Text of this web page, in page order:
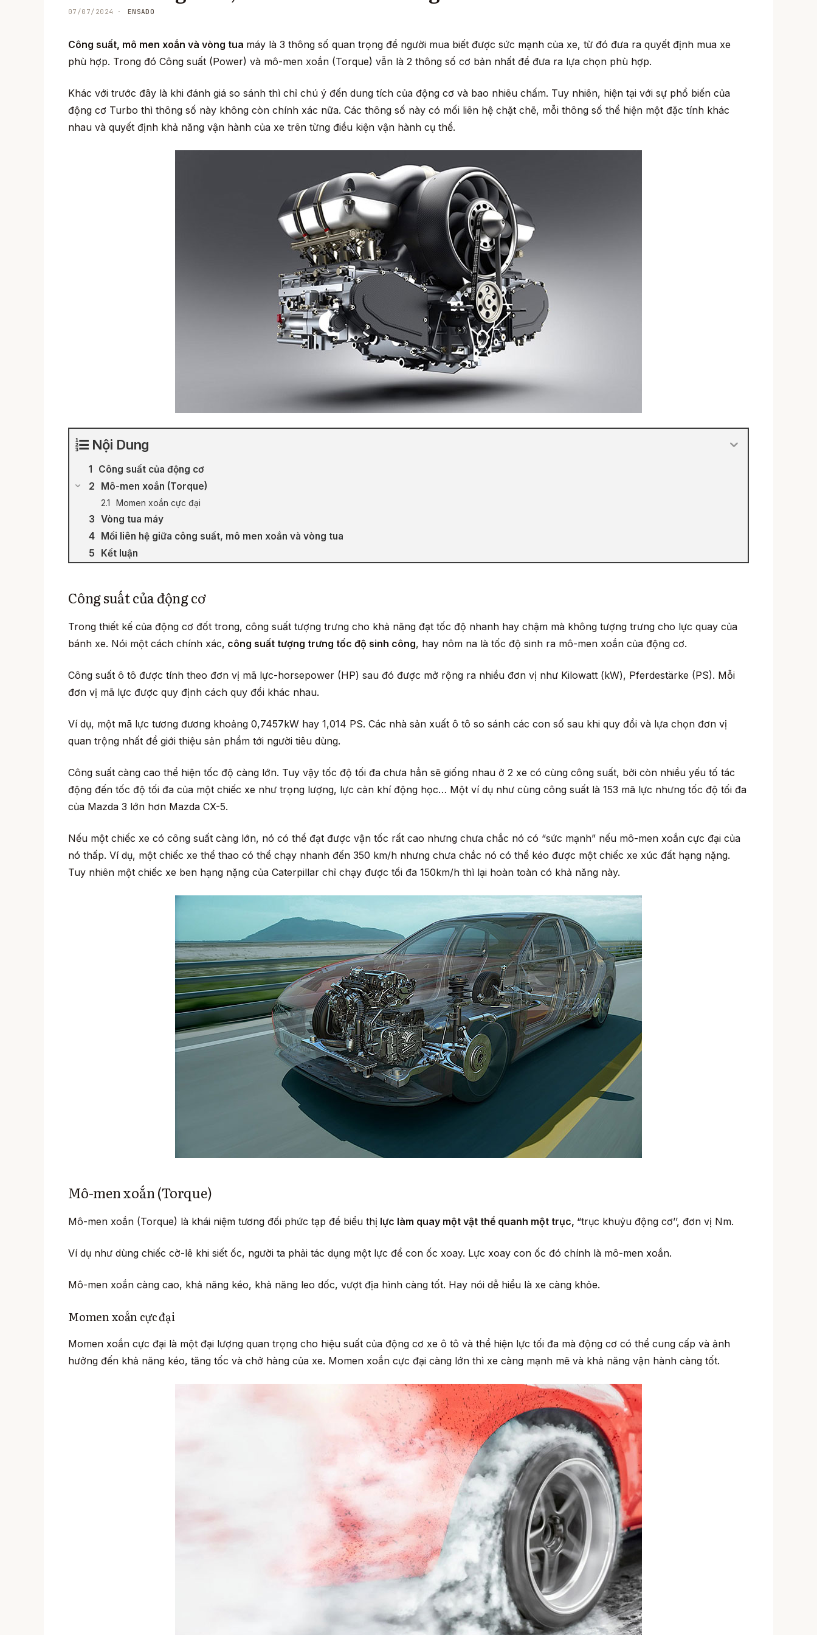
07/07/2024 ENSADO
Công suất, mô men xoắn và vòng tua máy là 3 thông số quan trọng để người mua biết được sức mạnh của xe, từ đó đưa ra quyết định mua xe
phù hợp. Trong đó Công suất (Power) và mô-men xoắn (Torque) vẫn là 2 thông số cơ bản nhất để đưa ra lựa chọn phù hợp.
Khác với trước đây là khi đánh giá so sánh thì chỉ chú ý đến dung tích của động cơ và bao nhiêu chấm. Tuy nhiên, hiện tại với sự phổ biến của
động cơ Turbo thì thông số này không còn chính xác nữa. Các thông số này có mối liên hệ chặt chẽ, mỗi thông số thể hiện một đặc tính khác
nhau và quyết định khả năng vận hành của xe trên từng điều kiện vận hành cụ thể.
Nội Dung
Công suất của động cơ
Mô-men xoắn (Torque)
Momen xoắn cực đại
Vòng tua máy
Mối liên hệ giữa công suất, mô men xoắn và vòng tua
Kết luận
Công suất của động cơ
Trong thiết kế của động cơ đốt trong, công suất tượng trưng cho khả năng đạt tốc độ nhanh hay chậm mà không tượng trưng cho lực quay của
bánh xe. Nói một cách chính xác, công suất tượng trưng tốc độ sinh công, hay nôm na là tốc độ sinh ra mô-men xoắn của động cơ.
Công suất ô tô được tính theo đơn vị mã lực-horsepower (HP) sau đó được mở rộng ra nhiều đơn vị như Kilowatt (kW), Pferdestärke (PS). Mỗi
đơn vị mã lực được quy định cách quy đổi khác nhau.
Ví dụ, một mã lực tương đương khoảng 0,7457kW hay 1,014 PS. Các nhà sản xuất ô tô so sánh các con số sau khi quy đổi và lựa chọn đơn vị
quan trộng nhất để giới thiệu sản phẩm tới người tiêu dùng.
Công suất càng cao thể hiện tốc độ càng lớn. Tuy vậy tốc độ tối đa chưa hẳn sẽ giống nhau ở 2 xe có cùng công suất, bởi còn nhiều yếu tố tác
động đến tốc độ tối đa của một chiếc xe như trọng lượng, lực cản khí động học… Một ví dụ như cùng công suất là 153 mã lực nhưng tốc độ tối đa
của Mazda 3 lớn hơn Mazda CX-5.
Nếu một chiếc xe có công suất càng lớn, nó có thể đạt được vận tốc rất cao nhưng chưa chắc nó có “sức mạnh” nếu mô-men xoắn cực đại của
nó thấp. Ví dụ, một chiếc xe thể thao có thể chạy nhanh đến 350 km/h nhưng chưa chắc nó có thể kéo được một chiếc xe xúc đất hạng nặng.
Tuy nhiên một chiếc xe ben hạng nặng của Caterpillar chỉ chạy được tối đa 150km/h thì lại hoàn toàn có khả năng này.
Mô-men xoắn (Torque)
Mô-men xoắn (Torque) là khái niệm tương đối phức tạp để biểu thị lực làm quay một vật thể quanh một trục, “trục khuỷu động cơ’’, đơn vị Nm.
Ví dụ như dùng chiếc cờ-lê khi siết ốc, người ta phải tác dụng một lực để con ốc xoay. Lực xoay con ốc đó chính là mô-men xoắn.
Mô-men xoắn càng cao, khả năng kéo, khả năng leo dốc, vượt địa hình càng tốt. Hay nói dễ hiểu là xe càng khỏe.
Momen xoắn cực đại
Momen xoắn cực đại là một đại lượng quan trọng cho hiệu suất của động cơ xe ô tô và thể hiện lực tối đa mà động cơ có thể cung cấp và ảnh
hưởng đến khả năng kéo, tăng tốc và chở hàng của xe. Momen xoắn cực đại càng lớn thì xe càng mạnh mẽ và khả năng vận hành càng tốt.